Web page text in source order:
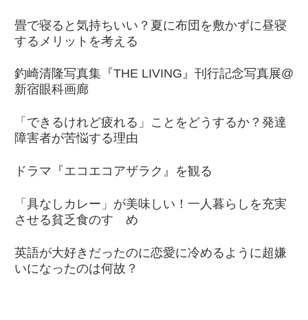
畳で寝ると気持ちいい？夏に布団を敷かずに昼寝
するメリットを考える
釣崎清隆写真集『THE LIVING』刊行記念写真展@
新宿眼科画廊
「できるけれど疲れる」ことをどうするか？発達
障害者が苦悩する理由
ドラマ『エコエコアザラク』を観る
「具なしカレー」が美味しい！一人暮らしを充実
させる貧乏食のすゝめ
英語が大好きだったのに恋愛に冷めるように超嫌
いになったのは何故？